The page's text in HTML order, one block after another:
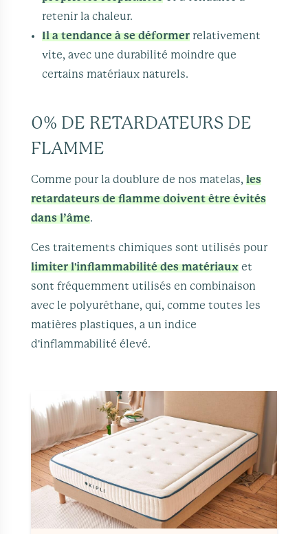
retenir la chaleur.
Il a tendance à se déformer relativement
vite, avec une durabilité moindre que
certains matériaux naturels.
0% DE RETARDATEURS DE
FLAMME
Comme pour la doublure de nos matelas,les
retardateurs de flamme doivent être évités
dans l’âme.
Ces traitements chimiques sont utilisés pour
limiter l'inflammabilité des matériaux et
sont fréquemment utilisés en combinaison
avec le polyuréthane, qui, comme toutes les
matières plastiques, a un indice
d'inflammabilité élevé.